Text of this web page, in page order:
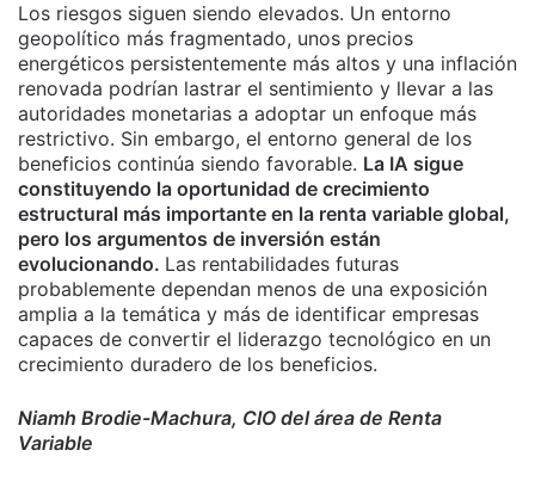
Los riesgos siguen siendo elevados. Un entorno
geopolítico más fragmentado, unos precios
energéticos persistentemente más altos y una inflación
renovada podrían lastrar el sentimiento y llevar a las
autoridades monetarias a adoptar un enfoque más
restrictivo. Sin embargo, el entorno general de los
beneficios continúa siendo favorable. La IA sigue
constituyendo la oportunidad de crecimiento
estructural más importante en la renta variable global,
pero los argumentos de inversión están
evolucionando. Las rentabilidades futuras
probablemente dependan menos de una exposición
amplia a la temática y más de identificar empresas
capaces de convertir el liderazgo tecnológico en un
crecimiento duradero de los beneficios.
Niamh Brodie-Machura, CIO del área de Renta
Variable